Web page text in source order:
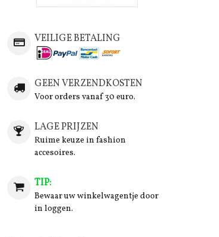
VEILIGE BETALING
GEEN VERZENDKOSTEN
Voor orders vanaf 30 euro.
LAGE PRIJZEN
Ruime keuze in fashion
accesoires.
TIP:
Bewaar uw winkelwagentje door
in loggen.